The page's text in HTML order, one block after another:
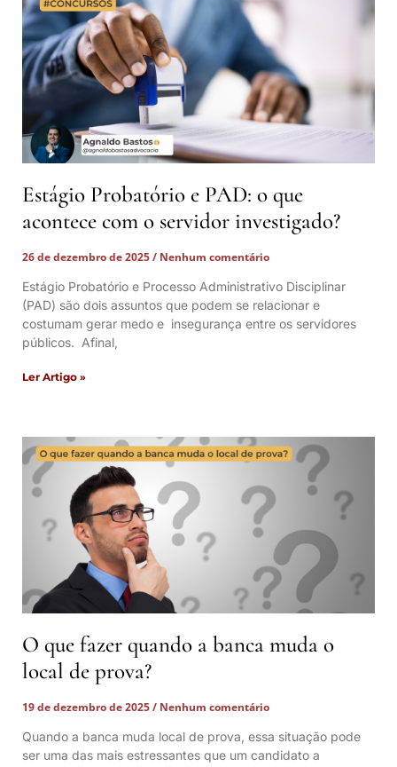
Estágio Probatório e PAD: o que
acontece com o servidor investigado?
26 de dezembro de 2025
Nenhum comentário
Estágio Probatório e Processo Administrativo Disciplinar
(PAD) são dois assuntos que podem se relacionar e
costumam gerar medo e insegurança entre os servidores
públicos. Afinal,
Ler Artigo »
O que fazer quando a banca muda o
local de prova?
19 de dezembro de 2025
Nenhum comentário
Quando a banca muda local de prova, essa situação pode
ser uma das mais estressantes que um candidato a